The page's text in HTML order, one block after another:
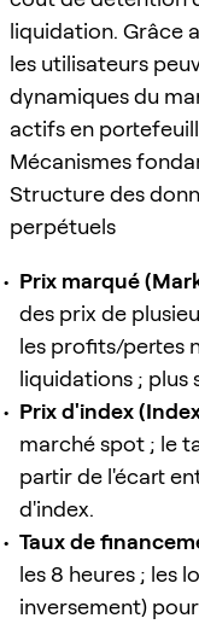
liquidation. Grâce
les utilisateurs
dynamiques du
actifs en
Mécanismes
Structure des
perpétuels
Prix marqué
des prix de
les profits/pertes
liquidations ; plus
Prix d'index
marché spot ; le
partir de l'écart
d'index.
Taux de
les 8 heures ; les
inversement)